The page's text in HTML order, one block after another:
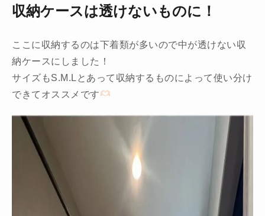
収納ケースは透けないものに！
ここに収納するのは下着類が多いので中が透けない収
納ケースにしました！
サイズもS.M.Lとあって収納するものによって使い分け
できてオススメです